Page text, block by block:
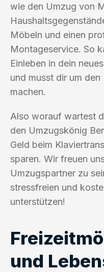
wie den Umzug von
Möbeln und einen
Montageservice. So
Einleben in dein
und musst dir um
machen.
Also worauf wartest
den Umzugskönig
Geld beim
sparen. Wir freuen
Umzugspartner zu
stressfreien und
unterstützen!
und